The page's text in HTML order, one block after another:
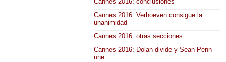
Cannes 2016: Verhoeven consigue la
unanimidad
Cannes 2016: otras secciones
Cannes 2016: Dolan divide y Sean Penn
une